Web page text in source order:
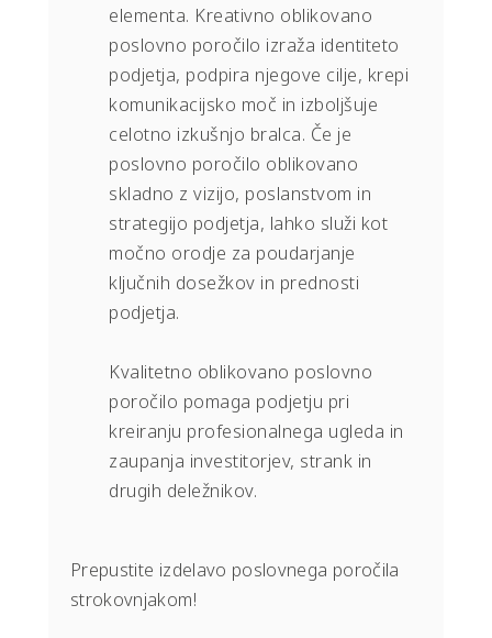
elementa. Kreativno oblikovano
poslovno poročilo izraža identiteto
podjetja, podpira njegove cilje, krepi
komunikacijsko moč in izboljšuje
celotno izkušnjo bralca. Če je
poslovno poročilo oblikovano
skladno z vizijo, poslanstvom in
strategijo podjetja, lahko služi kot
močno orodje za poudarjanje
ključnih dosežkov in prednosti
podjetja.
Kvalitetno oblikovano poslovno
poročilo pomaga podjetju pri
kreiranju profesionalnega ugleda in
zaupanja investitorjev, strank in
drugih deležnikov.
Prepustite izdelavo poslovnega poročila
strokovnjakom!